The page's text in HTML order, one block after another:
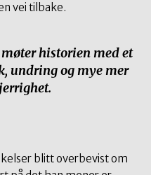
vei tilbake.
historien med et
undring og mye mer
blitt overbevist om